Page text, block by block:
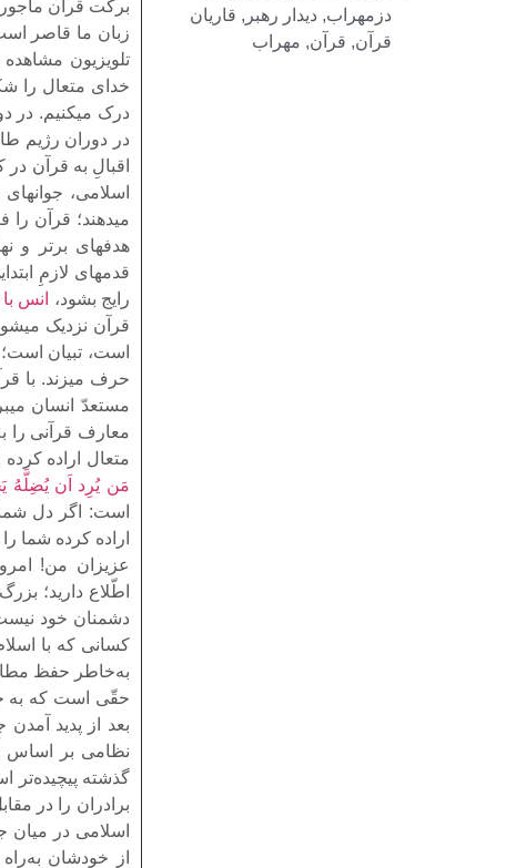
دزمهراب, ديدار رهبر , قاريان
قرآن, قرآن, مهراب
برکت قرآن مأجور
زبان ما قاصر
تلویزیون
خداى متعال را
درک میکنیم. در
در دوران رژیم
اقبالِ به قرآن
اسلامى،
میدهند؛ قرآن را
هدفهاى برتر و
قدمهاى لازمِ
رایج بشود،
انس
قرآن نزدیک
است، تبیان
حرف میزند. با
مستعدّ انسان
معارف قرآنى را
متعال اراده
مَن یُرِد اَن یُضِلَّهُ
است: اگر دل شما
اراده کرده شما
عزیزان من!
اطّلاع دارید؛
دشمنان خود
کسانى که با
به‌خاطر حفظ
حقّى است که به
بعد از پدید
نظامى بر اساس
گذشته پیچیده‌تر
برادران را در
اسلامى در میان
از خودشان